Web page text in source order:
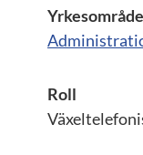
Yrkesområde
Roll